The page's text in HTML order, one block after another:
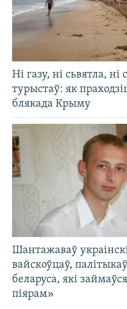
Ні газу, ні сьвятла, ні
турыстаў: як
блякада Крыму
Шантажаваў
вайскоўцаў,
беларуса, які
піярам»